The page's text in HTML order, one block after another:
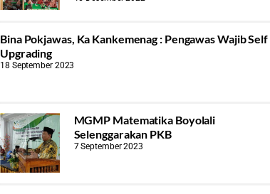
Bina Pokjawas, Ka Kankemenag : Pengawas Wajib Self
Upgrading
18 September 2023
MGMP Matematika Boyolali
Selenggarakan PKB
7 September 2023